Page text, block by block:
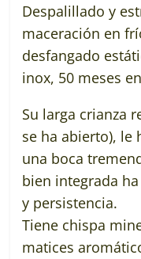
Despalillado y
maceración en
desfangado
inox, 50 meses
Su larga crianza
se ha abierto), le
una boca
bien integrada
y persistencia.
Tiene chispa
matices